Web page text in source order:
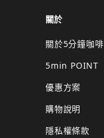
關於
關於5分鐘咖啡
5min POINT
優惠方案
購物說明
隱私權條款